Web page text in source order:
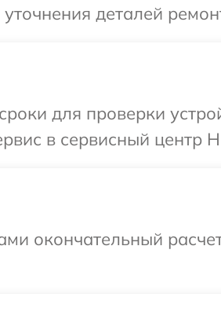
деталей
для проверки
в сервисный центр
окончательный